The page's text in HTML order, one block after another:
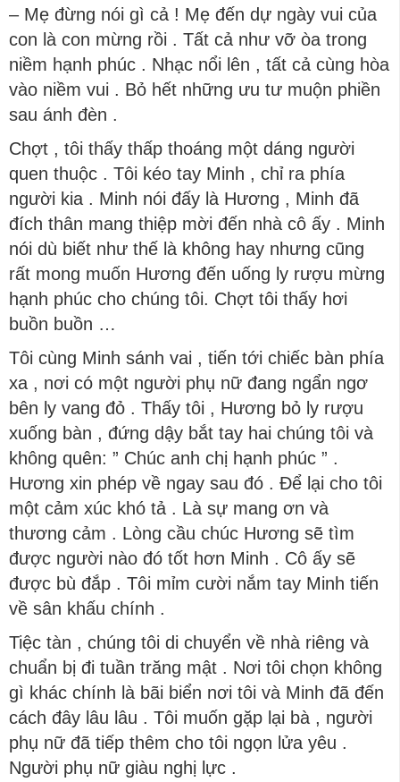
– Mẹ đừng nói gì cả ! Mẹ đến dự ngày vui của
con là con mừng rồi . Tất cả như vỡ òa trong
niềm hạnh phúc . Nhạc nổi lên , tất cả cùng hòa
vào niềm vui . Bỏ hết những ưu tư muộn phiền
sau ánh đèn .
Chợt , tôi thấy thấp thoáng một dáng người
quen thuộc . Tôi kéo tay Minh , chỉ ra phía
người kia . Minh nói đấy là Hương , Minh đã
đích thân mang thiệp mời đến nhà cô ấy . Minh
nói dù biết như thế là không hay nhưng cũng
rất mong muốn Hương đến uống ly rượu mừng
hạnh phúc cho chúng tôi. Chợt tôi thấy hơi
buồn buồn …
Tôi cùng Minh sánh vai , tiến tới chiếc bàn phía
xa , nơi có một người phụ nữ đang ngẩn ngơ
bên ly vang đỏ . Thấy tôi , Hương bỏ ly rượu
xuống bàn , đứng dậy bắt tay hai chúng tôi và
không quên: ” Chúc anh chị hạnh phúc ” .
Hương xin phép về ngay sau đó . Để lại cho tôi
một cảm xúc khó tả . Là sự mang ơn và
thương cảm . Lòng cầu chúc Hương sẽ tìm
được người nào đó tốt hơn Minh . Cô ấy sẽ
được bù đắp . Tôi mỉm cười nắm tay Minh tiến
về sân khấu chính .
Tiệc tàn , chúng tôi di chuyển về nhà riêng và
chuẩn bị đi tuần trăng mật . Nơi tôi chọn không
gì khác chính là bãi biển nơi tôi và Minh đã đến
cách đây lâu lâu . Tôi muốn gặp lại bà , người
phụ nữ đã tiếp thêm cho tôi ngọn lửa yêu .
Người phụ nữ giàu nghị lực .